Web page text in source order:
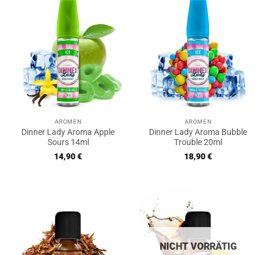
AROMEN
Dinner Lady Aroma Apple
Sours 14ml
14,90€
AROMEN
Dinner Lady Aroma Bubble
Trouble 20ml
18,90€
NICHT VORRÄTIG